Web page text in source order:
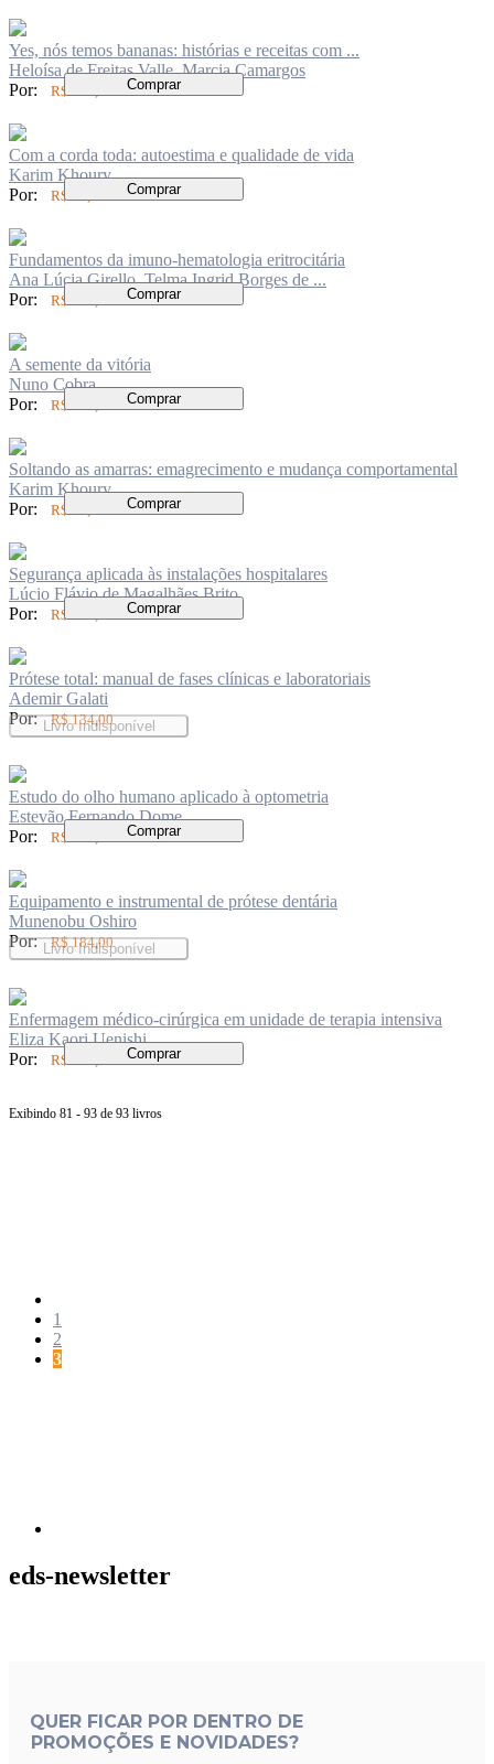
Yes, nós temos bananas: histórias e receitas com ...
Heloísa de Freitas Valle, Marcia Camargos
Por:
R$ 104,00 Comprar
Com a corda toda: autoestima e qualidade de vida
Karim Khoury
Por:
R$ 94,00 Comprar
Fundamentos da imuno-hematologia eritrocitária
Ana Lúcia Girello, Telma Ingrid Borges de ...
Por:
R$ 149,00 Comprar
A semente da vitória
Nuno Cobra
Por:
R$ 126,00 Comprar
Soltando as amarras: emagrecimento e mudança comportamental
Karim Khoury
Por:
R$ 62,00 Comprar
Segurança aplicada às instalações hospitalares
Lúcio Flávio de Magalhães Brito
Por:
R$ 136,00 Comprar
Prótese total: manual de fases clínicas e laboratoriais
Ademir Galati
Por:
R$ 134,00
Livro Indisponível
Estudo do olho humano aplicado à optometria
Estevão Fernando Dome
Por:
R$ 150,00 Comprar
Equipamento e instrumental de prótese dentária
Munenobu Oshiro
Por:
R$ 184,00
Livro Indisponível
Enfermagem médico-cirúrgica em unidade de terapia intensiva
Eliza Kaori Uenishi
Por:
R$ 149,00 Comprar
Exibindo 81 - 93 de 93 livros
Página
1
Página
2
Página
3
eds-newsletter
QUER FICAR POR DENTRO DE
PROMOÇÕES E NOVIDADES?